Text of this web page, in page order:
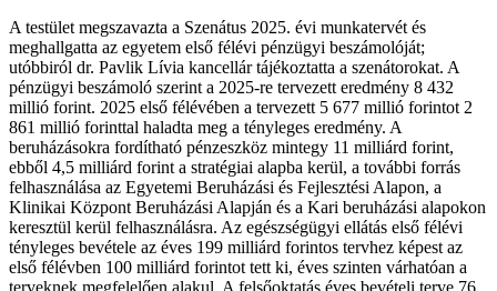
A testület megszavazta a Szenátus 2025. évi munkatervét és
meghallgatta az egyetem első félévi pénzügyi beszámolóját;
utóbbiról dr. Pavlik Lívia kancellár tájékoztatta a szenátorokat. A
pénzügyi beszámoló szerint a 2025-re tervezett eredmény 8 432
millió forint. 2025 első félévében a tervezett 5 677 millió forintot 2
861 millió forinttal haladta meg a tényleges eredmény. A
beruházásokra fordítható pénzeszköz mintegy 11 milliárd forint,
ebből 4,5 milliárd forint a stratégiai alapba kerül, a további forrás
felhasználása az Egyetemi Beruházási és Fejlesztési Alapon, a
Klinikai Központ Beruházási Alapján és a Kari beruházási alapokon
keresztül kerül felhasználásra. Az egészségügyi ellátás első félévi
tényleges bevétele az éves 199 milliárd forintos tervhez képest az
első félévben 100 milliárd forintot tett ki, éves szinten várhatóan a
terveknek megfelelően alakul. A felsőoktatás éves bevételi terve 76,